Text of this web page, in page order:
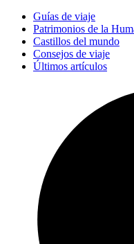
Guías de viaje
Patrimonios de la
Castillos del mundo
Consejos de viaje
Últimos artículos